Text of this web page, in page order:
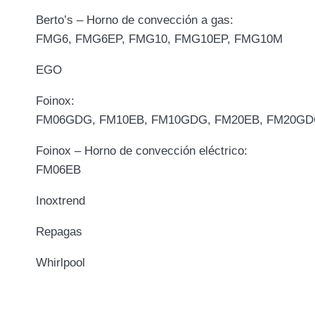
Berto’s – Horno de convección a gas:
FMG6, FMG6EP, FMG10, FMG10EP, FMG10M
EGO
Foinox:
FM06GDG, FM10EB, FM10GDG, FM20EB,
Foinox – Horno de convección eléctrico:
FM06EB
Inoxtrend
Repagas
Whirlpool